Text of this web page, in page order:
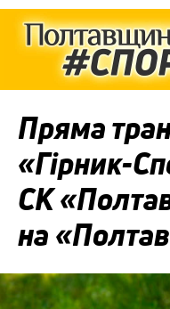
Пряма
«Гірник-
СК
на